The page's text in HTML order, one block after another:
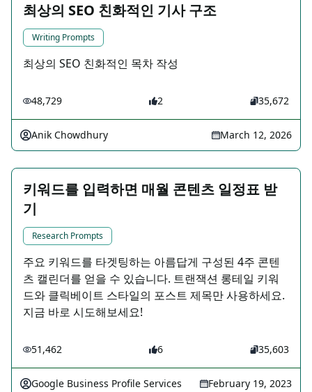
최상의 SEO 친화적인 기사 구조
Writing Prompts
최상의 SEO 친화적인 목차 작성
48,729 2 35,672
Anik Chowdhury March 12, 2026
키워드를 입력하면 매월 콘텐츠 일정표 받
기
Research Prompts
주요 키워드를 타겟팅하는 아름답게 구성된 4주 콘텐
츠 캘린더를 얻을 수 있습니다. 트랜잭션 롱테일 키워
드와 클릭베이트 스타일의 포스트 제목만 사용하세요.
지금 바로 시도해보세요!
51,462 6 35,603
Google Business Profile Services February 19, 2023